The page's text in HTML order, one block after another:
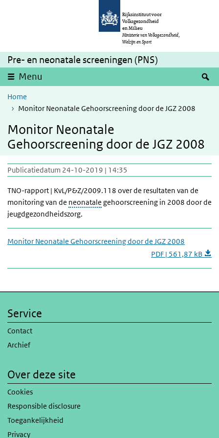
Overslaan en naar de inhoud gaan
Rijksinstituut voor
Volksgezondheid
en Milieu
Ministerie van Volksgezondheid,
Welzijn en Sport
Pre- en neonatale screeningen (PNS)
Menu
Home
Monitor Neonatale Gehoorscreening door de JGZ 2008
Monitor Neonatale
Gehoorscreening door de JGZ 2008
Publicatiedatum 24-10-2019 | 14:35
TNO-rapport | KvL/P&Z/2009.118 over de resultaten van de
monitoring van de neonatale gehoorscreening in 2008 door de
jeugdgezondheidszorg.
Monitor Neonatale Gehoorscreening door de JGZ 2008
PDF | 561,87 kB
Service
Contact
Archief
Over deze site
Cookies
Responsible disclosure
Toegankelijkheid
Privacy